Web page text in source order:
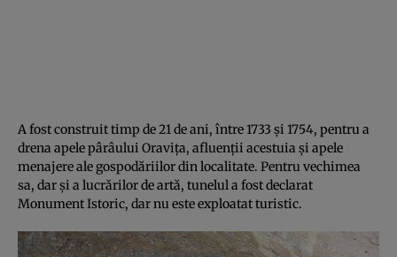
A fost construit timp de 21 de ani, între 1733 şi 1754, pentru a
drena apele pârâului Oraviţa, afluenţii acestuia şi apele
menajere ale gospodăriilor din localitate. Pentru vechimea
sa, dar şi a lucrărilor de artă, tunelul a fost declarat
Monument Istoric, dar nu este exploatat turistic.